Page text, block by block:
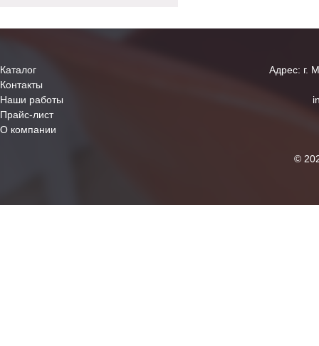
Каталог
Контакты
Наши работы
Прайс-лист
О компании
Адрес: г.
©